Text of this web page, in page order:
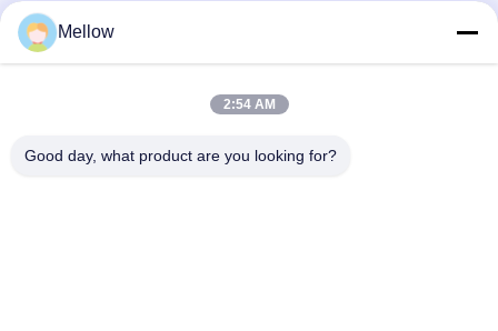
produkty
Profil przedsiębiorstwa
Wycieczka po fabryce
Sprawy
Mellow
2:54 AM
Good day, what product are you looking for?